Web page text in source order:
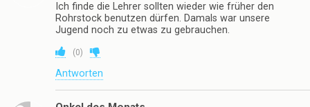
Ich finde die Lehrer sollten wieder wie früher den
Rohrstock benutzen dürfen. Damals war unsere
Jugend noch zu etwas zu gebrauchen.
(0)
Antworten